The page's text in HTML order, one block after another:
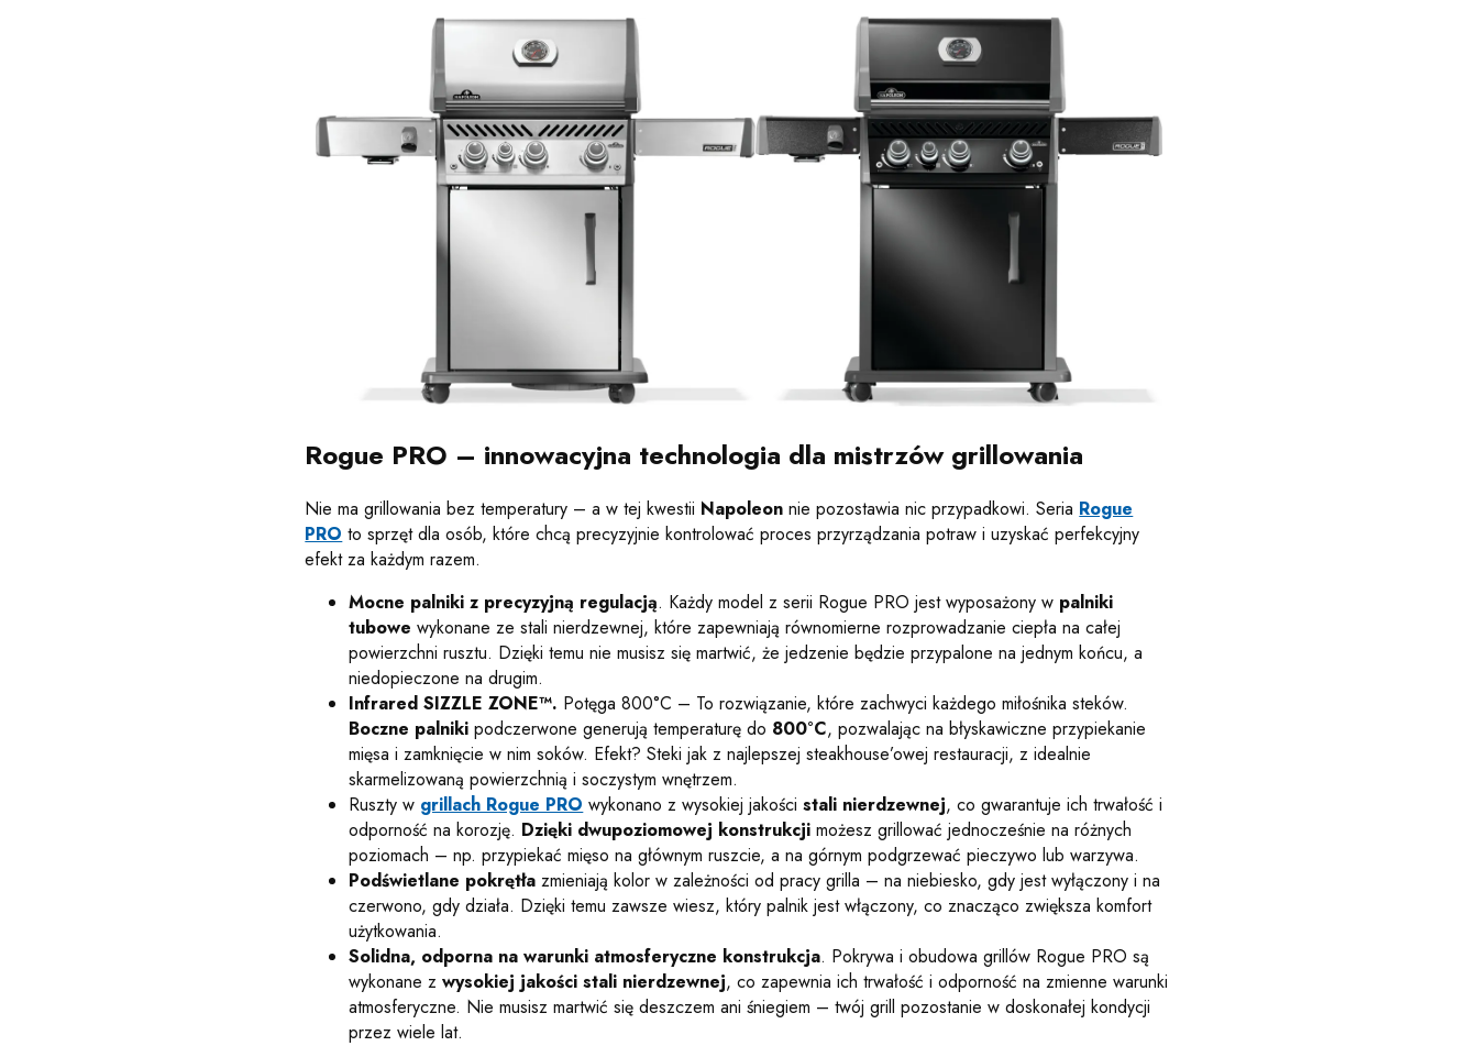
Rogue PRO – innowacyjna technologia dla mistrzów grillowania
Nie ma grillowania bez temperatury – a w tej kwestii Napoleonnie pozostawia nic przypadkowi. Seria Rogue
PRO to sprzęt dla osób, które chcą precyzyjnie kontrolować proces przyrządzania potraw i uzyskać perfekcyjny
efekt za każdym razem.
Mocne palniki z precyzyjną regulacją. Każdy model z serii Rogue PRO jest wyposażony w palniki
tubowe wykonane ze stali nierdzewnej, które zapewniają równomierne rozprowadzanie ciepła na całej
powierzchni rusztu. Dzięki temu nie musisz się martwić, że jedzenie będzie przypalone na jednym końcu, a
niedopieczone na drugim.
Infrared SIZZLE ZONE™. Potęga 800°C – To rozwiązanie, które zachwyci każdego miłośnika steków.
Boczne palnikipodczerwone generują temperaturę do 800°C, pozwalając na błyskawiczne przypiekanie
mięsa i zamknięcie w nim soków. Efekt? Steki jak z najlepszej steakhouse’owej restauracji, z idealnie
skarmelizowaną powierzchnią i soczystym wnętrzem.
Ruszty w grillach Rogue PRO wykonano z wysokiej jakościstali nierdzewnej, co gwarantuje ich trwałość i
odporność na korozję. Dzięki dwupoziomowej konstrukcji możesz grillować jednocześnie na różnych
poziomach – np. przypiekać mięso na głównym ruszcie, a na górnym podgrzewać pieczywo lub warzywa.
Podświetlane pokrętła zmieniają kolor w zależności od pracy grilla – na niebiesko, gdy jest wyłączony i na
czerwono, gdy działa. Dzięki temu zawsze wiesz, który palnik jest włączony, co znacząco zwiększa komfort
użytkowania.
Solidna, odporna na warunki atmosferyczne konstrukcja. Pokrywa i obudowa grillów Rogue PRO są
wykonane zwysokiej jakości stali nierdzewnej, co zapewnia ich trwałość i odporność na zmienne warunki
atmosferyczne. Nie musisz martwić się deszczem ani śniegiem – twój grill pozostanie w doskonałej kondycji
przez wiele lat.